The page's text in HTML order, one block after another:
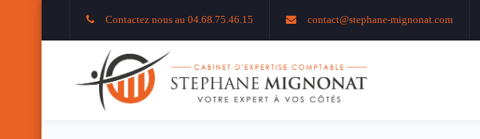
Contactez nous au 04.68.75.46.15 contact@stephane-mignonat.com